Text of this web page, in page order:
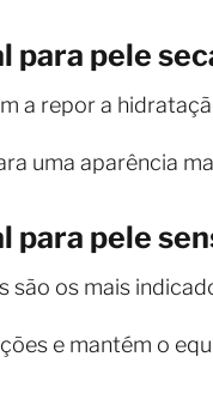
para pele
a repor a
uma aparência
para pele
são os mais
e mantém o